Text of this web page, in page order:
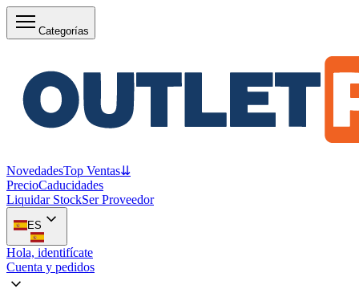
Categorías
NovedadesTop Ventas⇊
PrecioCaducidades
Liquidar StockSer Proveedor
ES
Hola, identifícate
Cuenta y pedidos